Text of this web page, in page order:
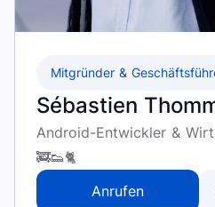
Mitgründer &
Sébastien
Android-Entwickler &
🚒👟🐈
Anrufen